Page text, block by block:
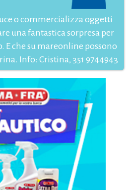
o commercializza oggetti
una fantastica sorpresa per
E che su mareonline possono
Info: Cristina, 351 9744943